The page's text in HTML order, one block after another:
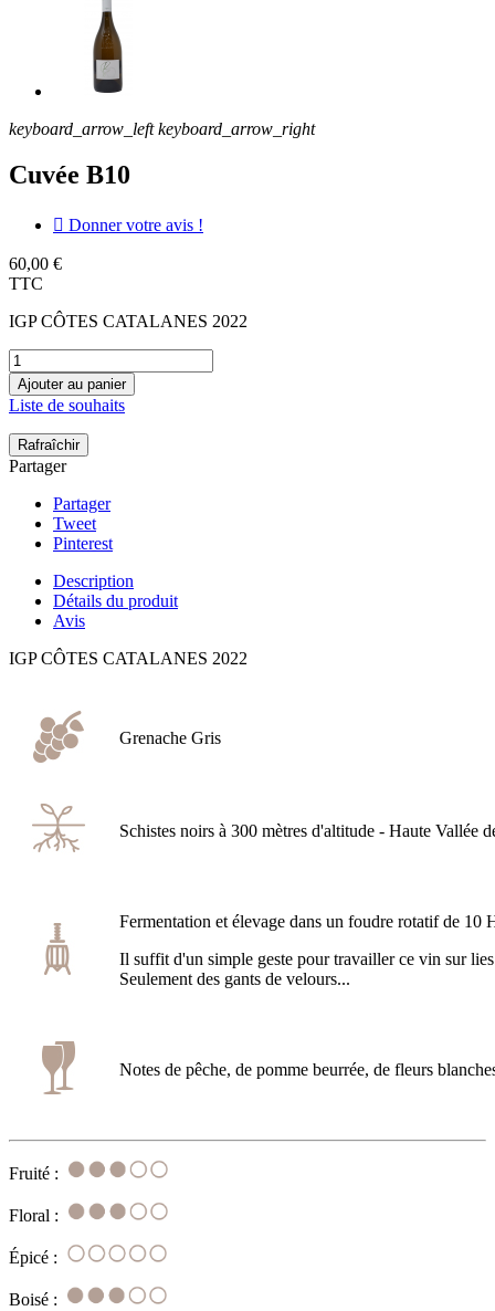
keyboard_arrow_left keyboard_arrow_right
Cuvée B10
 Donner votre avis !
60,00 €
TTC
IGP CÔTES CATALANES 2022
Ajouter au panier
Liste de souhaits
Partager
Partager
Tweet
Pinterest
Description
Détails du produit
Avis
IGP CÔTES CATALANES 2022
Grenache Gris
Schistes noirs à 300 mètres d'altitude - Haute Vallée
Fermentation et élevage dans un foudre rotatif de 10
Il suffit d'un simple geste pour travailler ce vin sur
Seulement des gants de velours...
Notes de pêche, de pomme beurrée, de fleurs
Fruité :
Floral :
Épicé :
Boisé :